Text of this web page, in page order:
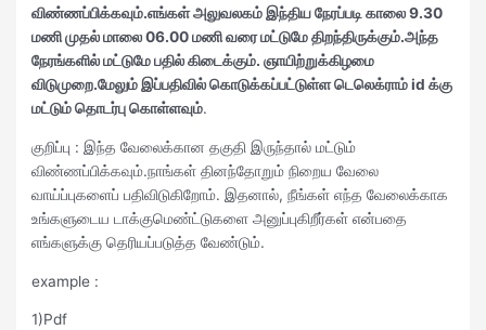
விண்ணப்பிக்கவும்.எங்கள் அலுவலகம் இந்திய நேரப்படி காலை 9.30
மணி முதல் மாலை 06.00 மணி வரை மட்டுமே திறந்திருக்கும்.அந்த
நேரங்களில் மட்டுமே பதில் கிடைக்கும். ஞாயிற்றுக்கிழமை
விடுமுறை.மேலும் இப்பதிவில் கொடுக்கப்பட்டுள்ள டெலெக்ராம் id க்கு
மட்டும் தொடர்பு கொள்ளவும்.
குறிப்பு : இந்த வேலைக்கான தகுதி இருந்தால் மட்டும்
விண்ணப்பிக்கவும்.நாங்கள் தினந்தோறும் நிறைய வேலை
வாய்ப்புகளைப் பதிவிடுகிறோம். இதனால், நீங்கள் எந்த வேலைக்காக
உங்களுடைய டாக்குமெண்ட்டுகளை அனுப்புகிறீர்கள் என்பதை
எங்களுக்கு தெரியப்படுத்த வேண்டும்.
example :
1)Pdf